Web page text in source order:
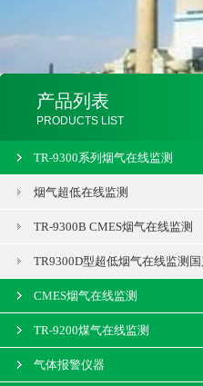
产品列表
PRODUCTS LIST
TR-9300系列烟气在线监测
烟气超低在线监测
TR-9300B CMES烟气在线监测
TR9300D型超低烟气在线监测
CMES烟气在线监测
TR-9200煤气在线监测
气体报警仪器